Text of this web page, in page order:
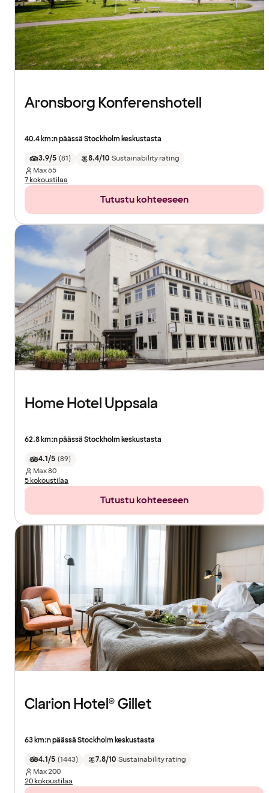
Aronsborg Konferenshotell
40.4 km:n päässä Stockholm keskustasta
3.9/5 (81) 8.4/10 Sustainability rating
Max65
7 kokoustilaa
Tutustu kohteeseen
Home Hotel Uppsala
62.8 km:n päässä Stockholm keskustasta
4.1/5 (89)
Max80
5 kokoustilaa
Tutustu kohteeseen
Clarion Hotel® Gillet
63 km:n päässä Stockholm keskustasta
4.1/5 (1443) 7.8/10 Sustainability rating
Max200
20 kokoustilaa